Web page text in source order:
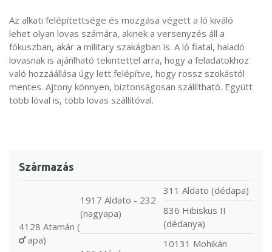
Az alkati felépítettsége és mozgása végett a ló kiváló
lehet olyan lovas számára, akinek a versenyzés áll a
fókuszban, akár a military szakágban is. A ló fiatal, haladó
lovasnak is ajánlható tekintettel arra, hogy a feladatokhoz
való hozzáállása úgy lett felépítve, hogy rossz szokástól
mentes. Ajtony könnyen, biztonságosan szállítható. Együtt
több lóval is, több lovas szállítóval.
Származás
4128 Atamán (
apa)
1917 Aldato - 232
(nagyapa)
311 Aldato (dédapa)
836 Hibiskus II
(dédanya)
10131 Mohikán